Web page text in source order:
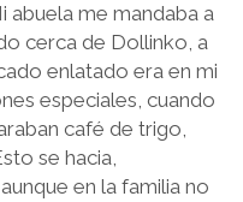
abuela me mandaba a
cerca de Dollinko, a
enlatado era en mi
especiales, cuando
café de trigo,
se hacia,
en la familia no